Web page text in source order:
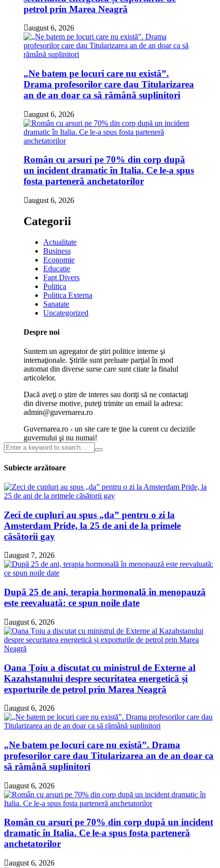
petrol prin Marea Neagră
august 6, 2026
„Ne batem pe locuri care nu există”.
Drama profesorilor care dau Titularizarea
an de an doar ca să rămână suplinitori
august 6, 2026
Român cu arsuri pe 70% din corp după
un incident dramatic în Italia. Ce le-a spus
fosta parteneră anchetatorilor
august 6, 2026
Categorii
Actualitate
Business
Economie
Educatie
Fapt Divers
Politica
Politica Externa
Sanatate
Uncategorized
Despre noi
Suntem un agregator de ştiri politice interne şi
internaţionale. Ştirile sunt preluate parţial în mod
automat din diverse surse care sunt citate la finalul
articolelor.
Dacă aveţi o ştire de interes sau doriţi să ne contactaţi
din diverse motive, puteţi trimite un email la adresa:
admin@guvernarea.ro
Guvernarea.ro - un site care te ţine la curent cu deciziile
guvernului şi nu numai!
Subiecte arzătoare
Zeci de cupluri au spus „da” pentru o zi la
Amsterdam Pride, la 25 de ani de la primele
căsătorii gay
august 7, 2026
După 25 de ani, terapia hormonală în menopauză
este reevaluată: ce spun noile date
august 6, 2026
Oana Țoiu a discutat cu ministrul de Externe al
Kazahstanului despre securitatea energetică și
exporturile de petrol prin Marea Neagră
august 6, 2026
„Ne batem pe locuri care nu există”. Drama
profesorilor care dau Titularizarea an de an doar ca
să rămână suplinitori
august 6, 2026
Român cu arsuri pe 70% din corp după un incident
dramatic în Italia. Ce le-a spus fosta parteneră
anchetatorilor
august 6, 2026